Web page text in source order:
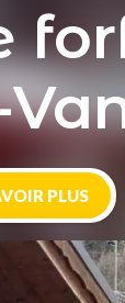
PLUS